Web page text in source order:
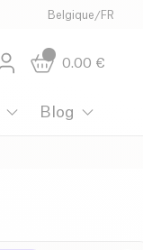
Belgique /FR
0.00 €
Blog